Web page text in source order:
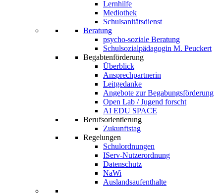
Lernhilfe
Mediothek
Schulsanitätsdienst
Beratung
psycho-soziale Beratung
Schulsozialpädagogin M. Peuckert
Begabtenförderung
Überblick
Ansprechpartnerin
Leitgedanke
Angebote zur Begabungsförderung
Open Lab / Jugend forscht
AI EDU SPACE
Berufsorientierung
Zukunftstag
Regelungen
Schulordnungen
IServ-Nutzerordnung
Datenschutz
NaWi
Auslandsaufenthalte